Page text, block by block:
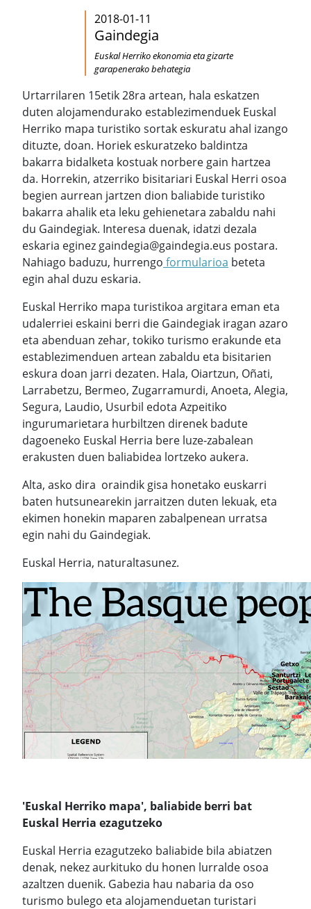
2018-01-11
Gaindegia
Euskal Herriko ekonomia eta gizarte
garapenerako behategia
Urtarrilaren 15etik 28ra artean, hala eskatzen
duten alojamendurako establezimenduek Euskal
Herriko mapa turistiko sortak eskuratu ahal izango
dituzte, doan. Horiek eskuratzeko baldintza
bakarra bidalketa kostuak norbere gain hartzea
da. Horrekin, atzerriko bisitariari Euskal Herri osoa
begien aurrean jartzen dion baliabide turistiko
bakarra ahalik eta leku gehienetara zabaldu nahi
du Gaindegiak. Interesa duenak, idatzi dezala
eskaria eginez gaindegia@gaindegia.eus postara.
Nahiago baduzu, hurrengo formularioa beteta
egin ahal duzu eskaria.
Euskal Herriko mapa turistikoa argitara eman eta
udalerriei eskaini berri die Gaindegiak iragan azaro
eta abenduan zehar, tokiko turismo erakunde eta
establezimenduen artean zabaldu eta bisitarien
eskura doan jarri dezaten. Hala, Oiartzun, Oñati,
Larrabetzu, Bermeo, Zugarramurdi, Anoeta, Alegia,
Segura, Laudio, Usurbil edota Azpeitiko
ingurumarietara hurbiltzen direnek badute
dagoeneko Euskal Herria bere luze-zabalean
erakusten duen baliabidea lortzeko aukera.
Alta, asko dira oraindik gisa honetako euskarri
baten hutsunearekin jarraitzen duten lekuak, eta
ekimen honekin maparen zabalpenean urratsa
egin nahi du Gaindegiak.
Euskal Herria, naturaltasunez.
'Euskal Herriko mapa', baliabide berri bat
Euskal Herria ezagutzeko
Euskal Herria ezagutzeko baliabide bila abiatzen
denak, nekez aurkituko du honen lurralde osoa
azaltzen duenik. Gabezia hau nabaria da oso
turismo bulego eta alojamenduetan turistari